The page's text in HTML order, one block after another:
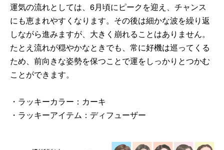
運気の流れとしては、6月頃にピークを迎え、チャンス
にも恵まれやすくなります。その後は細かな波を繰り返
しながら進みますが、大きく崩れることはありません。
たとえ流れが穏やかなときでも、常に好機は巡ってくる
ため、前向きな姿勢を保つことで運をしっかりとつかむ
ことができます。
・ラッキーカラー：カーキ
・ラッキーアイテム：ディフューザー